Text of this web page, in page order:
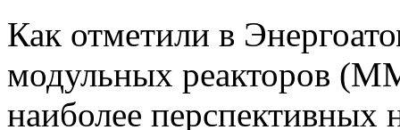
Как отметили в
модульных реакторов
наиболее перспективных